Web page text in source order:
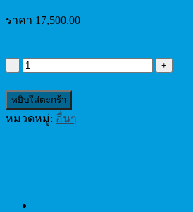
ราคา 17,500.00
G2-
60609OUT
-
19”
GERMAN
WALL
60
หยิบใส่ตะกร้า
หมวดหมู่: อื่นๆ